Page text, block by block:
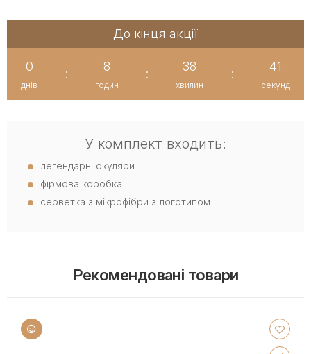
До кінця акції
0
днів
:
8
годин
:
38
хвилин
:
40
секунд
У комплект входить:
легендарні окуляри
фірмова коробка
серветка з мікрофібри з логотипом
Рекомендовані товари